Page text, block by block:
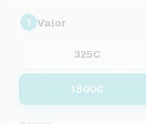
1 Valor
325C
1800C